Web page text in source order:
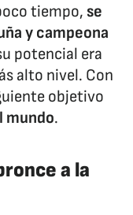
tiempo, se
y campeona
potencial era
alto nivel. Con
objetivo
mundo.
a la